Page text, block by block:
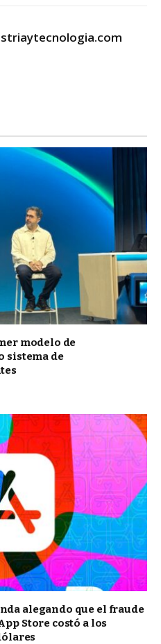
modelo de
sistema de
alegando que el fraude
Store costó a los